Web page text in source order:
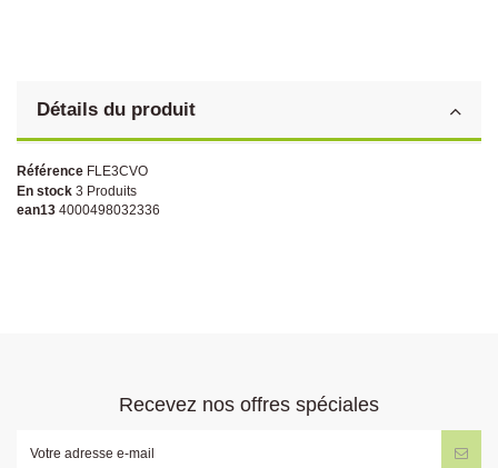
Détails du produit
Référence FLE3CVO
En stock 3 Produits
ean13 4000498032336
Recevez nos offres spéciales